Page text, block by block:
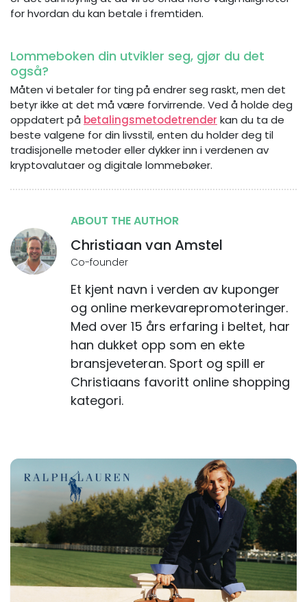
for hvordan du kan betale i fremtiden.
Lommeboken din utvikler seg, gjør du det
også?
Måten vi betaler for ting på endrer seg raskt, men det
betyr ikke at det må være forvirrende. Ved å holde deg
oppdatert på betalingsmetodetrender kan du ta de
beste valgene for din livsstil, enten du holder deg til
tradisjonelle metoder eller dykker inn i verdenen av
kryptovalutaer og digitale lommebøker.
ABOUT THE AUTHOR
Christiaan van Amstel
Co-founder
Et kjent navn i verden av kuponger
og online merkevarepromoteringer.
Med over 15 års erfaring i beltet, har
han dukket opp som en ekte
bransjeveteran. Sport og spill er
Christiaans favoritt online shopping
kategori.